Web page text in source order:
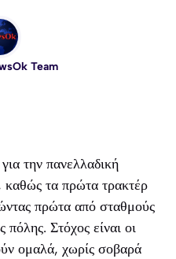
Team
την πανελλαδική
καθώς τα πρώτα τρακτέρ
πρώτα από σταθμούς
Στόχος είναι οι
ομαλά, χωρίς σοβαρά